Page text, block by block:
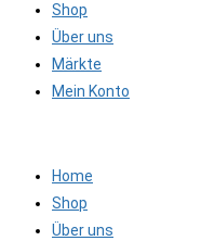
Shop
Über uns
Märkte
Mein Konto
Home
Shop
Über uns